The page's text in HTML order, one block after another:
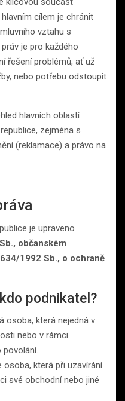
cílem je chránit
vztahu s
je pro každého
řešení problémů, ať už
nebo potřebu odstoupit
hlavních oblastí
zejména s
(reklamace) a právo na
je upraveno
občanském
1992 Sb., o ochraně
podnikatel?
osoba, která nejedná v
nebo v rámci
osoba, která při uzavírání
své obchodní nebo jiné